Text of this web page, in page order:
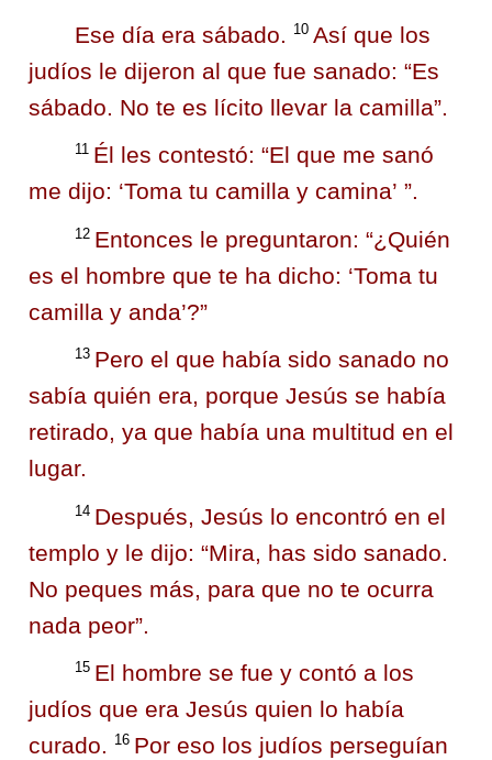
Ese día era sábado.
10 Así que los
judíos le dijeron al que fue sanado: “Es
sábado. No te es lícito llevar la camilla”.
11 Él les contestó: “El que me sanó
me dijo: ‘Toma tu camilla y camina’ ”.
12 Entonces le preguntaron: “¿Quién
es el hombre que te ha dicho: ‘Toma tu
camilla y anda’?”
13 Pero el que había sido sanado no
sabía quién era, porque Jesús se había
retirado, ya que había una multitud en el
lugar.
14 Después, Jesús lo encontró en el
templo y le dijo: “Mira, has sido sanado.
No peques más, para que no te ocurra
nada peor”.
15 El hombre se fue y contó a los
judíos que era Jesús quien lo había
curado.
16 Por eso los judíos perseguían